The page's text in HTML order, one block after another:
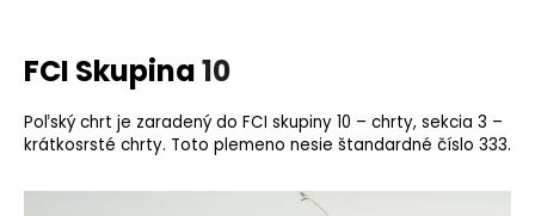
FCI Skupina10
Poľský chrt je zaradený do FCI skupiny 10 – chrty, sekcia 3 –
krátkosrsté chrty. Toto plemeno nesie štandardné číslo 333.
O
p